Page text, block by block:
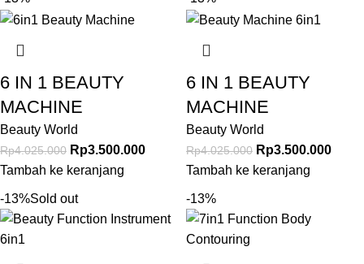
6 IN 1 BEAUTY
MACHINE
Beauty World
Rp4.025.000 Rp3.500.000
Tambah ke keranjang
6 IN 1 BEAUTY
MACHINE
Beauty World
Rp4.025.000 Rp3.500.000
Tambah ke keranjang
-13%Sold out -13%